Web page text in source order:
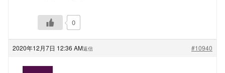
0
2020年12月7日 12:36 AM #10940
返信